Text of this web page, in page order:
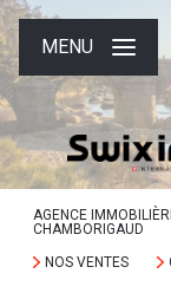
MENU
AGENCE
CHAMBORIGAUD
NOS VENTES